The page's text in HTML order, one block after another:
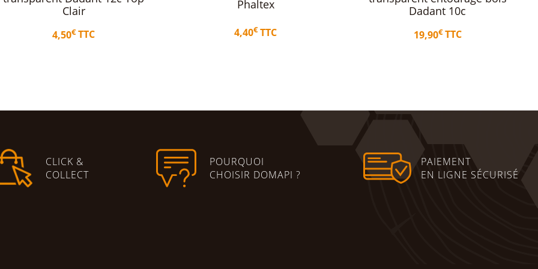
Phaltex
4,40
Dadant 10c
19,90
Apifoam
5,80
CLICK &
COLLECT
POURQUOI
CHOISIR DOMAPI ?
PAIEMENT
EN LIGNE SÉCURISÉ